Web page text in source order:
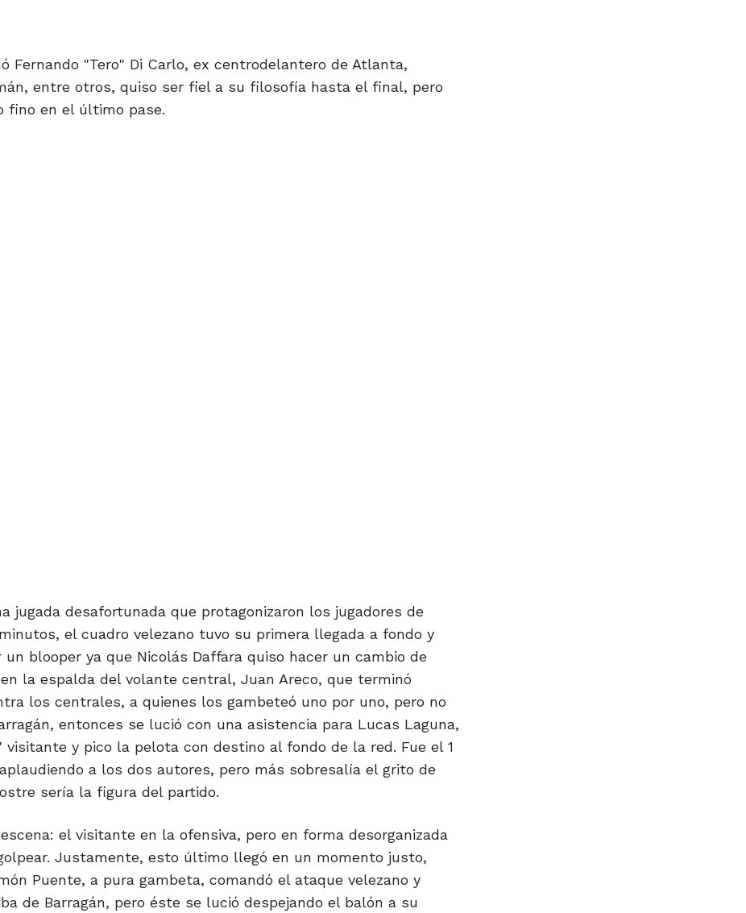
Fernando "Tero" Di Carlo, ex centrodelantero de Atlanta,
entre otros, quiso ser fiel a su filosofía hasta el final, pero
fino en el último pase.
jugada desafortunada que protagonizaron los jugadores de
el cuadro velezano tuvo su primera llegada a fondo y
blooper ya que Nicolás Daffara quiso hacer un cambio de
la espalda del volante central, Juan Areco, que terminó
los centrales, a quienes los gambeteó uno por uno, pero no
entonces se lució con una asistencia para Lucas Laguna,
y pico la pelota con destino al fondo de la red. Fue el 1
a los dos autores, pero más sobresalía el grito de
sería la figura del partido.
el visitante en la ofensiva, pero en forma desorganizada
Justamente, esto último llegó en un momento justo,
Puente, a pura gambeta, comandó el ataque velezano y
de Barragán, pero éste se lució despejando el balón a su